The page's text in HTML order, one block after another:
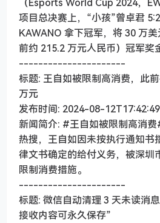
项目总决赛上，“小孩”曾卓君
KAWANO 拿下冠军，将 30 万
前约 215.2 万元人民币）冠军奖
----------------------
标题: 王自如被限制高消费，此
万元
发布时间: 2024-08-
新闻简介: #王自如被限制高消
热搜，王自如因未按执行通知书
律文书确定的给付义务，被深圳
限制消费措施。
----------------------
标题: 微信自动清理 3 天未读消
接收内容可永久保存”